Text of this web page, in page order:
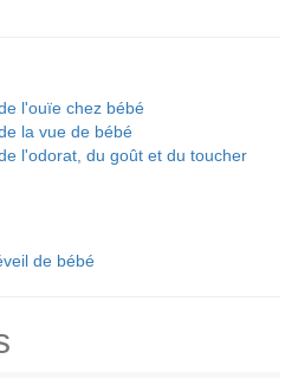
l'ouïe chez bébé
la vue de bébé
l'odorat, du goût et du toucher
de bébé